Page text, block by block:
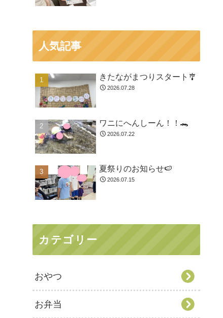
人気記事
きたながまつりスタート🎐
2026.07.28
ワニにへんしーん！！🐊
2026.07.22
夏祭りのお知らせ🍉
2026.07.15
カテゴリー
おやつ
お弁当